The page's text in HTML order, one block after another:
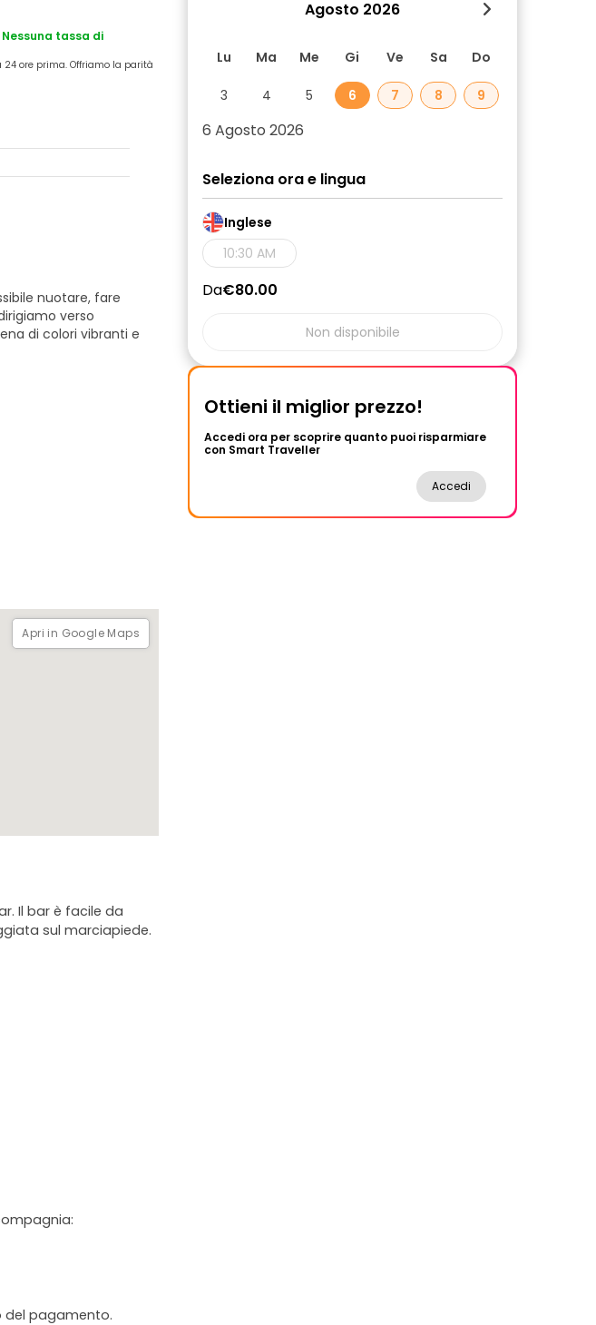
tassa di
ore prima. Offriamo la parità
nuotare, fare
verso
di colori vibranti e
immergersi in
Si naviga poi
si trova la splendida
un vero paradiso
Apri in Google Maps
Il bar è facile da
sul marciapiede.
del pagamento.
Agosto 2026
Lu Ma Me Gi Ve Sa Do
3 4 5 6 7 8 9
6 Agosto 2026
Seleziona ora e lingua
Inglese
10:30 AM
Da€80.00
Non disponibile
Ottieni il miglior prezzo!
Accedi ora per scoprire quanto puoi risparmiare
con Smart Traveller
Accedi